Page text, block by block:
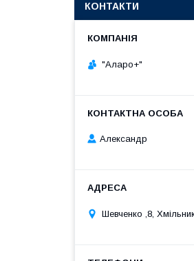
КОНТАКТИ
"Аларо+"
Александр
Шевченко ,8,